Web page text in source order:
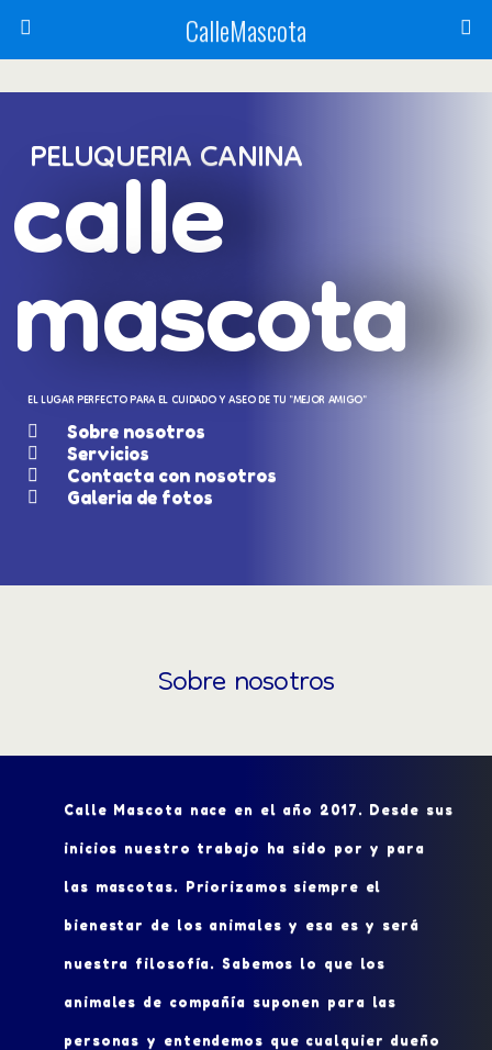
CalleMascota
PELUQUERIA CANINA
calle
mascota
EL LUGAR PERFECTO PARA EL CUIDADO Y ASEO DE TU "MEJOR AMIGO"
Sobre nosotros
Servicios
Contacta con nosotros
Galeria de fotos
Sobre nosotros
Calle Mascota nace en el año 2017. Desde sus
inicios nuestro trabajo ha sido por y para
las mascotas. Priorizamos siempre el
bienestar de los animales y esa es y será
nuestra filosofía. Sabemos lo que los
animales de compañía suponen para las
personas y entendemos que cualquier dueño